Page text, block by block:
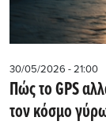
30/05/2026 - 21:00
Πώς το GPS
τον κόσμο